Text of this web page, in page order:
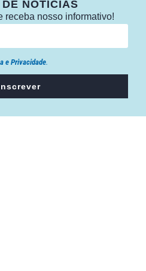
NOTÍCIAS
receba nosso informativo!
e Privacidade.